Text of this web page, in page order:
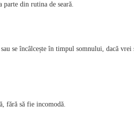
din rutina de seară.
se încâlcește în timpul somnului, dacă
fără să fie incomodă.